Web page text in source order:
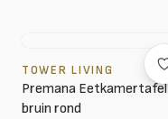
TOWER LIVING
Premana Eetkamertafel
bruin rond